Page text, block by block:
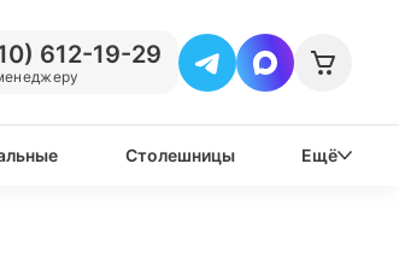
612-19-29
Столешницы Ещё